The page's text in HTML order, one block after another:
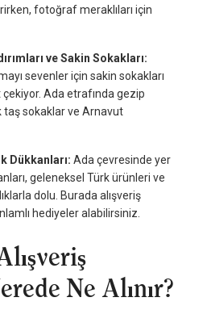
fotoğraf meraklıları için
ve Sakin Sokakları:
sevenler için sakin sokakları
çekiyor. Ada etrafında gezip
sokaklar ve Arnavut
Dükkanları: Ada çevresinde yer
geleneksel Türk ürünleri ve
dolu. Burada alışveriş
hediyeler alabilirsiniz.
Ne Alınır?